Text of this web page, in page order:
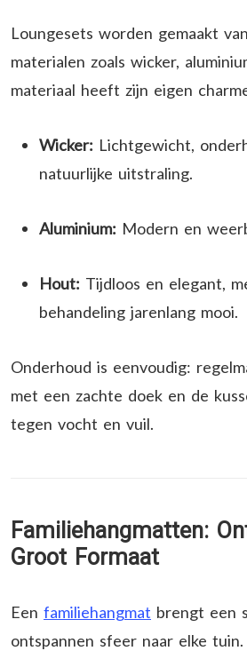
Loungesets worden gemaakt
materialen zoals wicker,
materiaal heeft zijn eigen
Wicker: Lichtgewicht,
natuurlijke uitstraling.
Aluminium: Modern en
Hout: Tijdloos en elegant,
behandeling jarenlang mooi.
Onderhoud is eenvoudig:
met een zachte doek en de
tegen vocht en vuil.
Familiehangmatten:
Groot Formaat
Een familiehangmat brengt een
ontspannen sfeer naar elke